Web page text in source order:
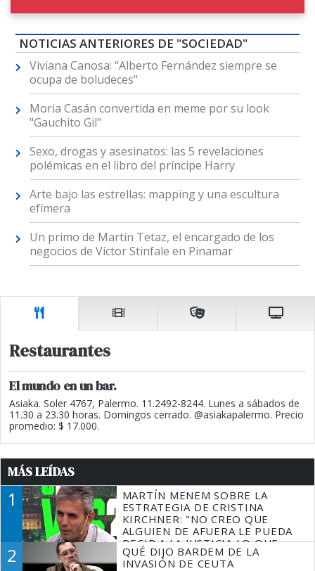
NOTICIAS ANTERIORES DE "SOCIEDAD"
Viviana Canosa: “Alberto Fernández siempre se
ocupa de boludeces"
Moria Casán convertida en meme por su look
"Gauchito Gil"
Sexo, drogas y asesinatos: las 5 revelaciones
polémicas en el libro del príncipe Harry
Arte bajo las estrellas: mapping y una escultura
efímera
Un primo de Martín Tetaz, el encargado de los
negocios de Víctor Stinfale en Pinamar
Restaurantes
El mundo en un bar.
Asiaka. Soler 4767, Palermo. 11.2492-8244. Lunes a sábados de
11.30 a 23.30 horas. Domingos cerrado. @asiakapalermo. Precio
promedio: $ 17.000.
MÁS LEÍDAS
1
MARTÍN MENEM SOBRE LA
ESTRATEGIA DE CRISTINA
KIRCHNER: "NO CREO QUE
ALGUIEN DE AFUERA LE PUEDA
DECIR A LA JUSTICIA LO QUE
TIENE QUE HACER"
2
QUÉ DIJO BARDEM DE LA
INVASIÓN DE CEUTA